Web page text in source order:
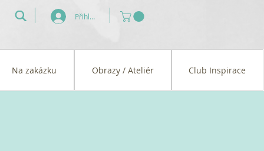
Přihlásit se
Na zakázku Obrazy / Ateliér Club Inspirace